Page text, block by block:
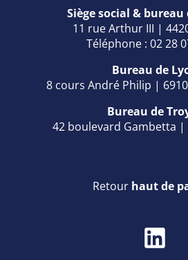
Siège social &
11 rue Arthur III |
Téléphone : 02 28
Bureau de
8 cours André Philip |
Bureau de
42 boulevard Gambetta |
Retour haut de